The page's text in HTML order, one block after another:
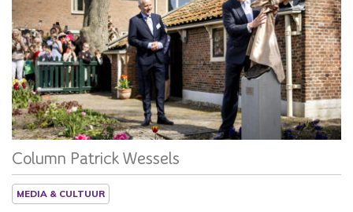
Column
Patrick Wessels
Column Patrick Wessels
MEDIA & CULTUUR